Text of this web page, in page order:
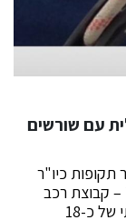
עם שורשים
תקופות כיו"ר
מועצת המנהלים של TEMOT International – קבוצת רכב
עולמית הפועלת ב-107 מדינות עם מחזור שנתי של כ-18